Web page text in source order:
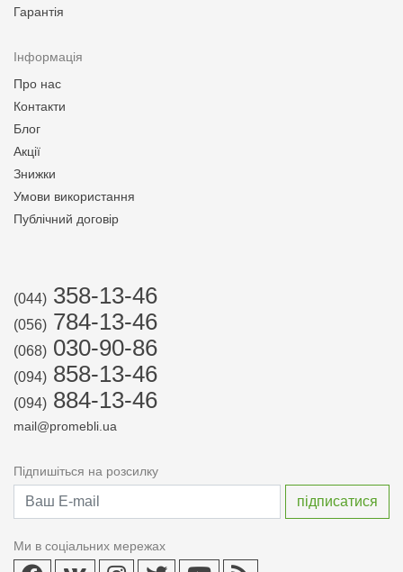
Гарантія
Інформація
Про нас
Контакти
Блог
Акції
Знижки
Умови використання
Публічний договір
(044) 358-13-46
(056) 784-13-46
(068) 030-90-86
(094) 858-13-46
(094) 884-13-46
mail@promebli.ua
Підпишіться на розсилку
Ми в соціальних мережах